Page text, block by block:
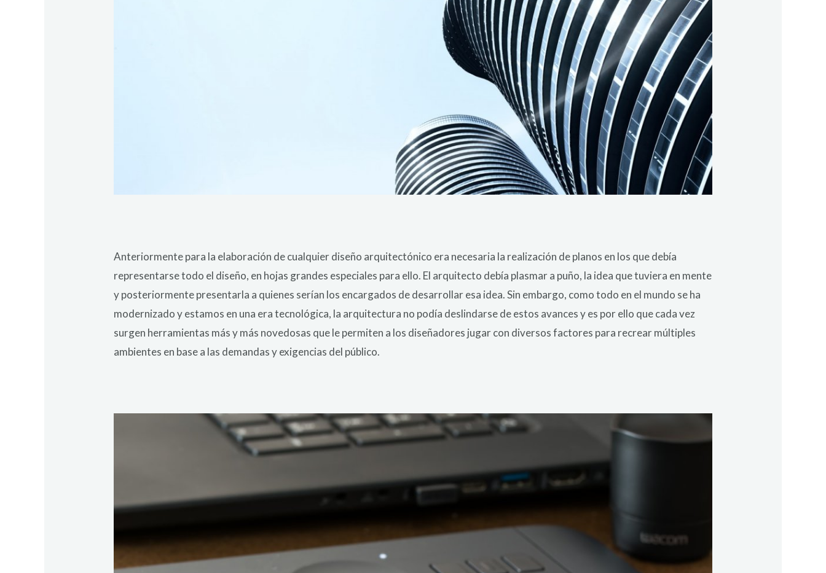
Anteriormente para la elaboración de cualquier diseño arquitectónico era necesaria la realización de planos en los que debía
representarse todo el diseño, en hojas grandes especiales para ello. El arquitecto debía plasmar a puño, la idea que tuviera en mente
y posteriormente presentarla a quienes serían los encargados de desarrollar esa idea. Sin embargo, como todo en el mundo se ha
modernizado y estamos en una era tecnológica, la arquitectura no podía deslindarse de estos avances y es por ello que cada vez
surgen herramientas más y más novedosas que le permiten a los diseñadores jugar con diversos factores para recrear múltiples
ambientes en base a las demandas y exigencias del público.